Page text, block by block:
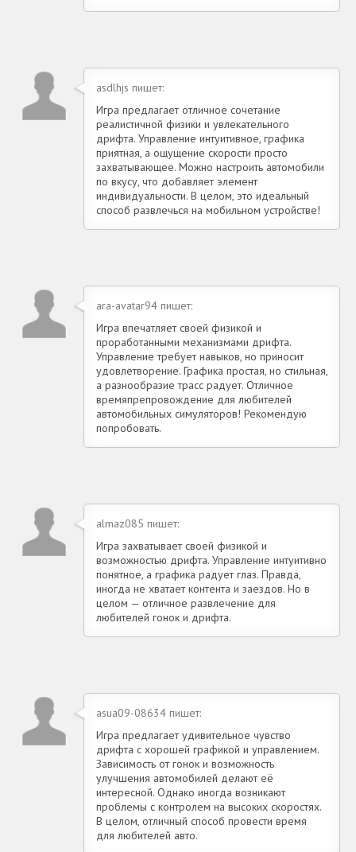
asdlhjs пишет:
Игра предлагает отличное сочетание
реалистичной физики и увлекательного
дрифта. Управление интуитивное, графика
приятная, а ощущение скорости просто
захватывающее. Можно настроить автомобили
по вкусу, что добавляет элемент
индивидуальности. В целом, это идеальный
способ развлечься на мобильном устройстве!
ara-avatar94 пишет:
Игра впечатляет своей физикой и
проработанными механизмами дрифта.
Управление требует навыков, но приносит
удовлетворение. Графика простая, но стильная,
а разнообразие трасс радует. Отличное
времяпрепровождение для любителей
автомобильных симуляторов! Рекомендую
попробовать.
almaz085 пишет:
Игра захватывает своей физикой и
возможностью дрифта. Управление интуитивно
понятное, а графика радует глаз. Правда,
иногда не хватает контента и заездов. Но в
целом — отличное развлечение для
любителей гонок и дрифта.
asua09-08634 пишет:
Игра предлагает удивительное чувство
дрифта с хорошей графикой и управлением.
Зависимость от гонок и возможность
улучшения автомобилей делают её
интересной. Однако иногда возникают
проблемы с контролем на высоких скоростях.
В целом, отличный способ провести время
для любителей авто.